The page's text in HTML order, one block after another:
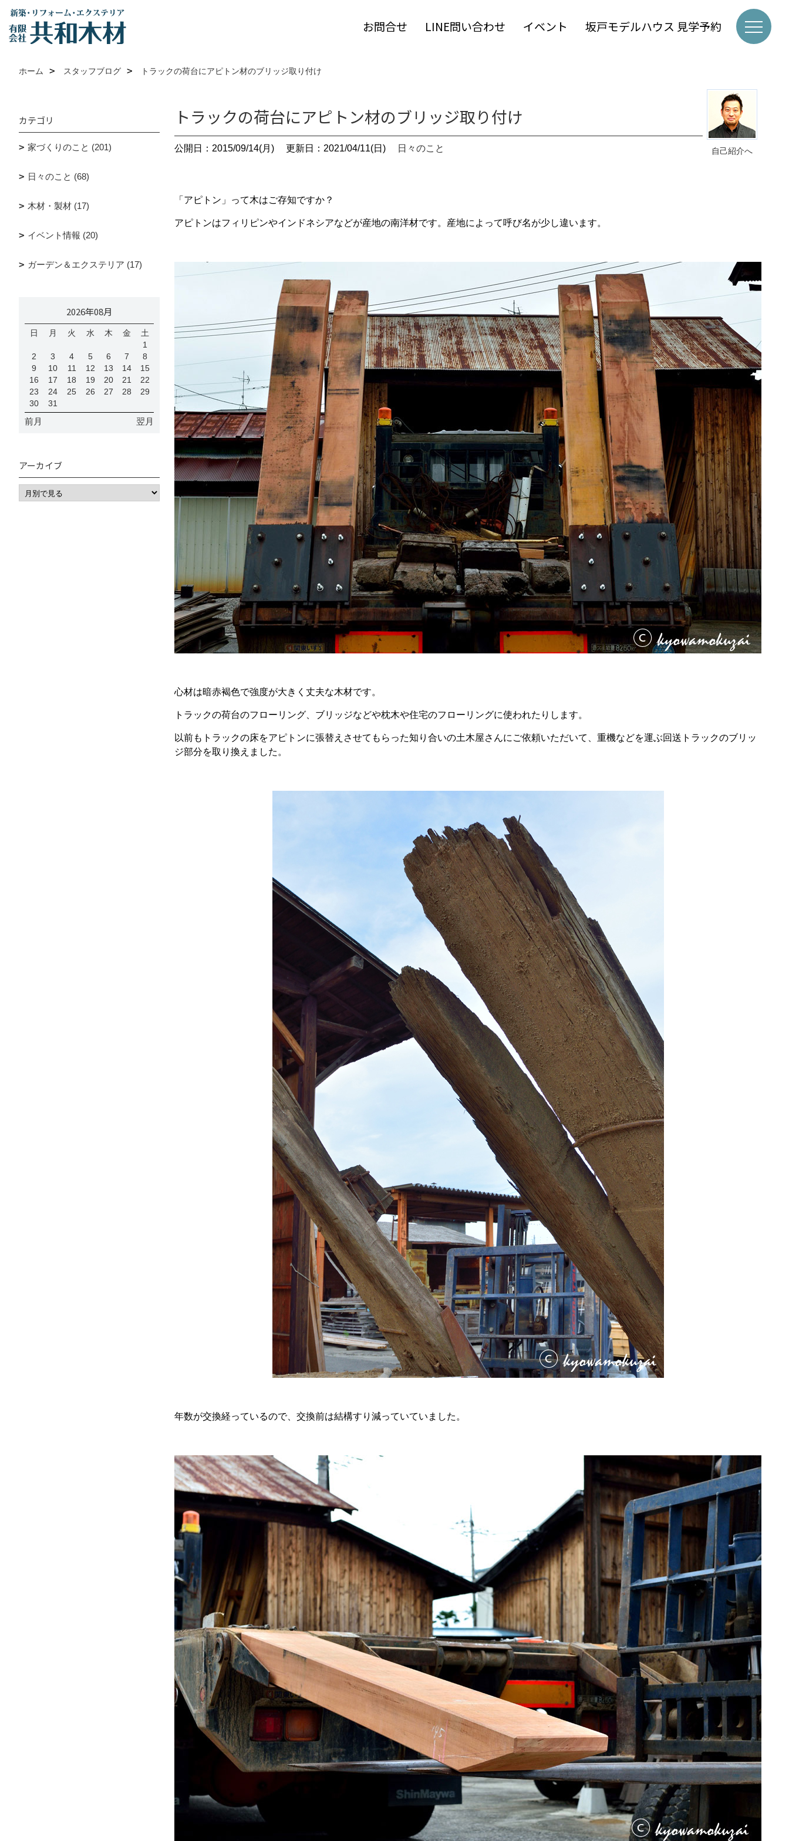
お問合せ LINE問い合わせ イベント 坂戸モデルハウス 見学予約
ホーム スタッフブログ トラックの荷台にアピトン材のブリッジ取り付け
自己紹介へ
トラックの荷台にアピトン材のブリッジ取り付け
公開日：2015/09/14(月) 更新日：2021/04/11(日) 日々のこと
「アピトン」って木はご存知ですか？
アピトンはフィリピンやインドネシアなどが産地の南洋材です。産地によって呼び名が少し違います。
心材は暗赤褐色で強度が大きく丈夫な木材です。
トラックの荷台のフローリング、ブリッジなどや枕木や住宅のフローリングに使われたりします。
以前もトラックの床をアピトンに張替えさせてもらった知り合いの土木屋さんにご依頼いただいて、重機などを運ぶ回送トラックのブリッ
ジ部分を取り換えました。
年数が交換経っているので、交換前は結構すり減っていていました。
カテゴリ
家づくりのこと (201)
日々のこと (68)
木材・製材 (17)
イベント情報 (20)
ガーデン＆エクステリア (17)
2026年08月
日 月 火 水 木 金
土
1
2
3 4 5 6 7
8
9
10 11 12 13 14
15
16
17 18 19 20 21
22
23
24 25 26 27 28
29
30
31
前月 翌月
アーカイブ